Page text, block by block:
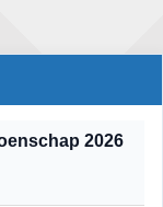
2026